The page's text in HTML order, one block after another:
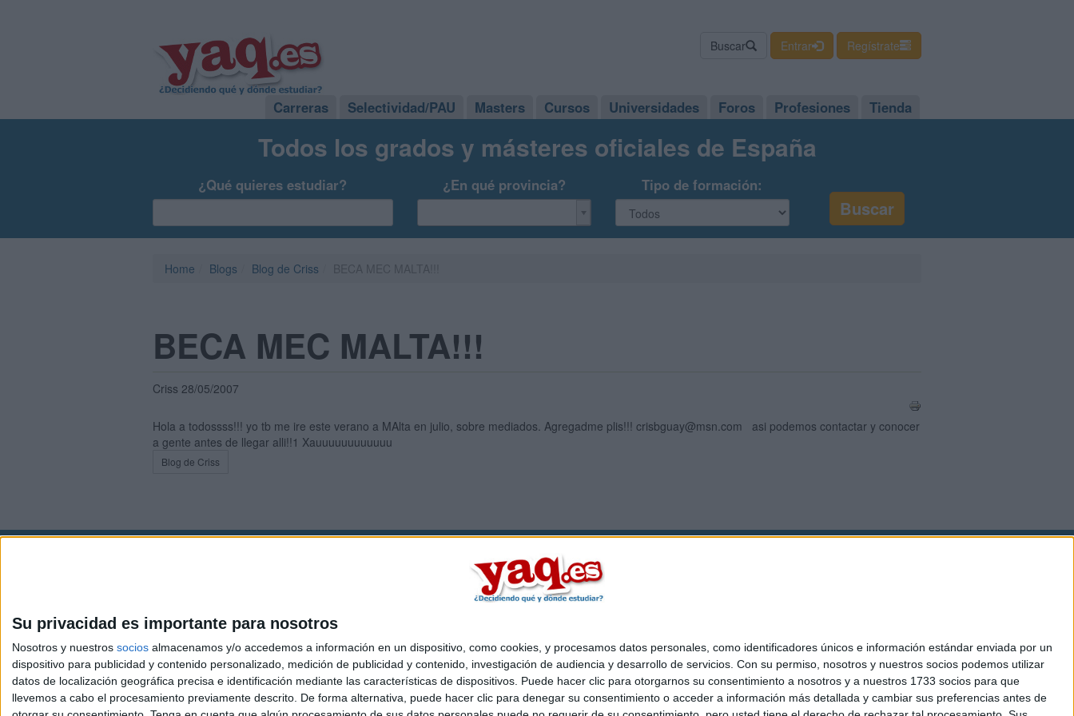
Su privacidad es importante para nosotros
Nosotros y nuestros socios almacenamos y/o accedemos a información en un dispositivo, como cookies, y procesamos datos personales, como identificadores únicos e información estándar enviada por un
dispositivo para publicidad y contenido personalizado, medición de publicidad y contenido, investigación de audiencia y desarrollo de servicios. Con su permiso, nosotros y nuestros socios podemos utilizar
datos de localización geográfica precisa e identificación mediante las características de dispositivos. Puede hacer clic para otorgarnos su consentimiento a nosotros y a nuestros 1733 socios para que
llevemos a cabo el procesamiento previamente descrito. De forma alternativa, puede hacer clic para denegar su consentimiento o acceder a información más detallada y cambiar sus preferencias antes de
Buscar Entrar Regístrate
Carreras Selectividad/PAU Masters Cursos Universidades Foros Profesiones Tienda
Todos los grados y másteres oficiales de España
¿Qué quieres estudiar? ¿En qué provincia? Tipo de formación:
Home Blogs Blog de Criss
BECA MEC MALTA!!!
Criss 28/05/2007
Hola a todossss!!! yo tb me ire este verano a MAlta en julio, sobre mediados. Agregadme plis!!! crisbguay@msn.com asi podemos contactar y conocer
a gente antes de llegar alli!!1 Xauuuuuuuuuuuu
Blog de Criss
Quiénes somos|Contactar|
Politica de privacidad|Condiciones generales
© 2003-2026Compás Mediterráneo S.L.